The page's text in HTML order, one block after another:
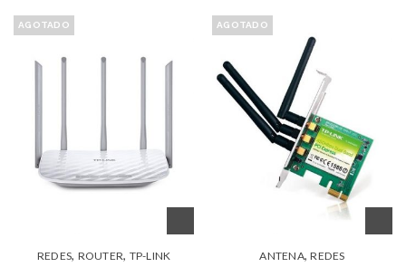
AGOTADO
REDES, ROUTER, TP-LINK
AGOTADO
ANTENA,REDES